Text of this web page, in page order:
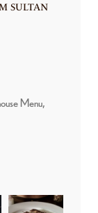
C
Menu